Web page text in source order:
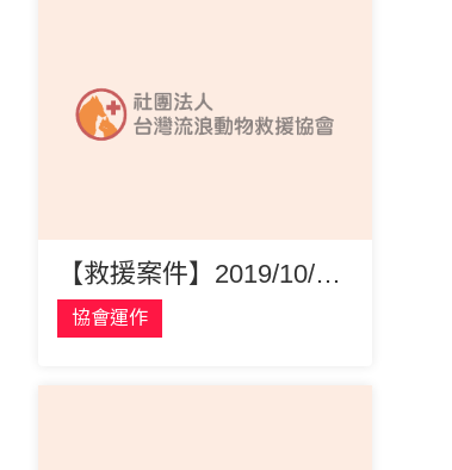
【救援案件】2019/10/4新莊母貓帶子 貝拉
協會運作